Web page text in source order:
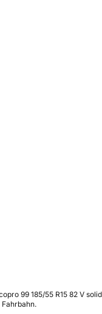
99 185/55 R15 82 V